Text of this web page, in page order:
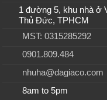
1 đường 5, khu nhà ở
Thủ Đức, TPHCM
MST: 0315285292
0901.809.484
nhuha@dagiaco.com
8am to 5pm